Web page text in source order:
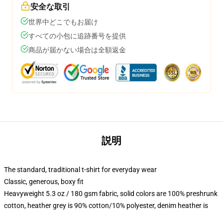
安全な取引
世界中どこでもお届け
すべての小包に追跡番号を提供
商品が届かない場合は全額返金
説明
The standard, traditional t-shirt for everyday wear
Classic, generous, boxy fit
Heavyweight 5.3 oz / 180 gsm fabric, solid colors are 100% preshrunk
cotton, heather grey is 90% cotton/10% polyester, denim heather is